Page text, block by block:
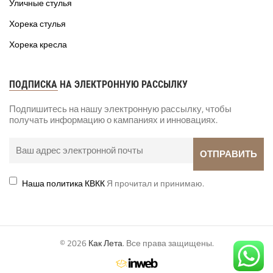
Уличные стулья
Хорека стулья
Хорека кресла
ПОДПИСКА НА ЭЛЕКТРОННУЮ РАССЫЛКУ
Подпишитесь на нашу электронную рассылку, чтобы
получать информацию о кампаниях и инновациях.
Наша политика КВККЯ прочитал и принимаю.
© 2026 Как Лета. Все права защищены.